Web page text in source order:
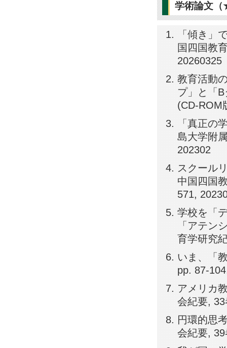
学術論文
「傾き」
国四国教
20260325
教育活動
プ」と「
(CD-ROM
「真正の
島大学附
202302
スクール
中国四国
571,
学校を「
「アテン
育学研究
いま、「
pp. 87-
アメリカ
会紀要,
円環的思
会紀要,